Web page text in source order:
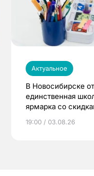
Актуальное
В Новосибирске
единственная
ярмарка со
19:00 / 03.08.26